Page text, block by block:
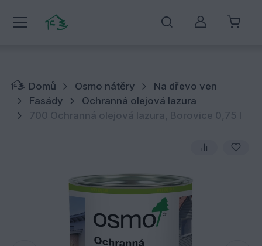
Můj účet
Domů Osmo nátěry
Na dřevo ven
Fasády
Ochranná olejová lazura
700 Ochranná olejová lazura, Borovice 0,75 l